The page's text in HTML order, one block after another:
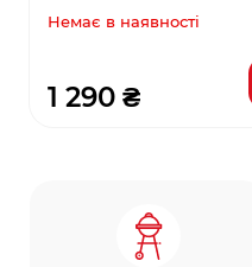
Немає в наявності
1 290 ₴